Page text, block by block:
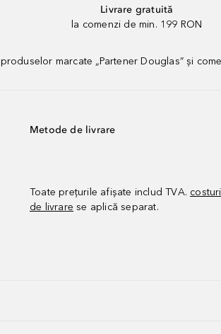
Livrare gratuită
la comenzi de min. 199 RON
marcate „Partener Douglas” și
Metode de livrare
Toate prețurile afișate includ TVA.
de livrare se aplică separat.